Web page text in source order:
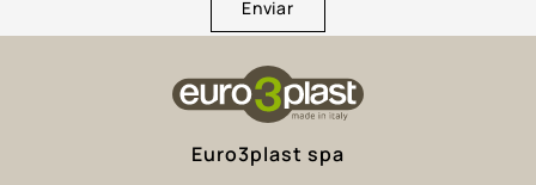
Enviar
Euro3plast spa